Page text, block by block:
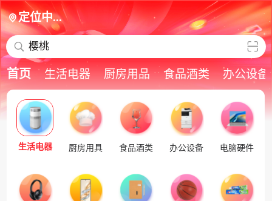
定位中...
樱桃
首页 生活电器 厨房用品 食品酒类 办公设备
生活电器 厨房用具 食品酒类 办公设备 电脑硬件